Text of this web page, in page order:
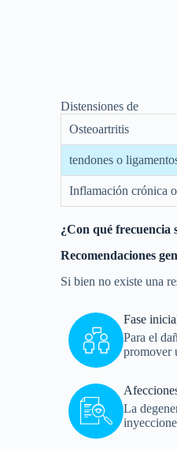
Distensiones de
Osteoartritis
tendones o
Inflamación crónica
¿Con qué frecuencia
Recomendaciones
Si bien no existe una
Fase
Para el
promover
La